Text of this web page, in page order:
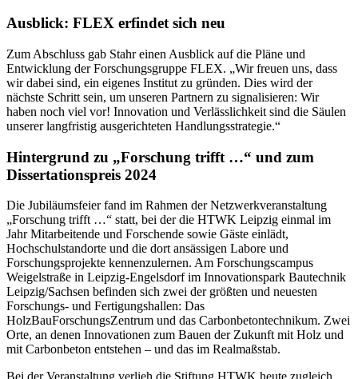
Ausblick: FLEX erfindet sich neu
Zum Abschluss gab Stahr einen Ausblick auf die Pläne und
Entwicklung der Forschungsgruppe FLEX. „Wir freuen uns, dass
wir dabei sind, ein eigenes Institut zu gründen. Dies wird der
nächste Schritt sein, um unseren Partnern zu signalisieren: Wir
haben noch viel vor! Innovation und Verlässlichkeit sind die Säulen
unserer langfristig ausgerichteten Handlungsstrategie.“
Hintergrund zu „Forschung trifft …“ und zum
Dissertationspreis 2024
Die Jubiläumsfeier fand im Rahmen der Netzwerkveranstaltung
„Forschung trifft …“ statt, bei der die HTWK Leipzig einmal im
Jahr Mitarbeitende und Forschende sowie Gäste einlädt,
Hochschulstandorte und die dort ansässigen Labore und
Forschungsprojekte kennenzulernen. Am Forschungscampus
Weigelstraße in Leipzig-Engelsdorf im Innovationspark Bautechnik
Leipzig/Sachsen befinden sich zwei der größten und neuesten
Forschungs- und Fertigungshallen: Das
HolzBauForschungsZentrum und das Carbonbetontechnikum. Zwei
Orte, an denen Innovationen zum Bauen der Zukunft mit Holz und
mit Carbonbeton entstehen – und das im Realmaßstab.